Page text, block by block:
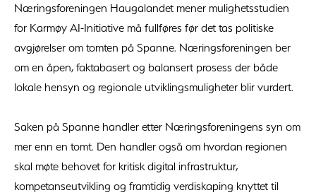
Næringsforeningen Haugalandet mener mulighetsstudien
for Karmøy AI-Initiative må fullføres før det tas politiske
avgjørelser om tomten på Spanne. Næringsforeningen ber
om en åpen, faktabasert og balansert prosess der både
lokale hensyn og regionale utviklingsmuligheter blir vurdert.
Saken på Spanne handler etter Næringsforeningens syn om
mer enn en tomt. Den handler også om hvordan regionen
skal møte behovet for kritisk digital infrastruktur,
kompetanseutvikling og framtidig verdiskaping knyttet til